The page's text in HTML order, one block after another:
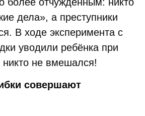
дела», а преступники
В ходе эксперимента с
уводили ребёнка при
никто не вмешался!
совершают